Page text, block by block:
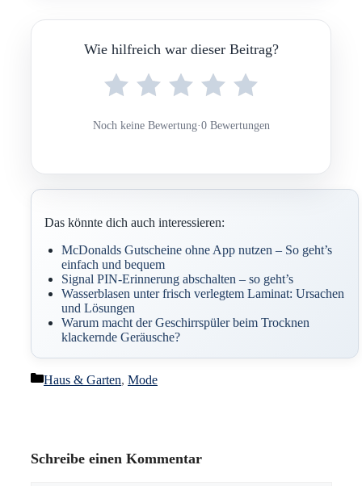
Wie hilfreich war dieser Beitrag?
Noch keine Bewertung·0 Bewertungen
Das könnte dich auch interessieren:
McDonalds Gutscheine ohne App nutzen – So geht’s
einfach und bequem
Signal PIN-Erinnerung abschalten – so geht’s
Wasserblasen unter frisch verlegtem Laminat: Ursachen
und Lösungen
Warum macht der Geschirrspüler beim Trocknen
klackernde Geräusche?
Kategorien
Haus & Garten, Mode
Schreibe einen Kommentar